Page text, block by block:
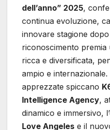
dell’anno” 2025,
continua evoluzione,
innovare stagione
riconoscimento premia
ricca e diversificata,
ampio e
apprezzate spiccano
Intelligence Agency,
dinamico e immersivo,
Love Angeles e il